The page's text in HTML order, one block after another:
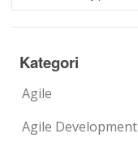
Kategori
Agile
Agile Development